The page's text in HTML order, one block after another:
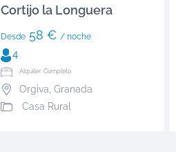
Cortijo la Longuera
Desde 58 € / noche
4
Alquiler: Completo
Orgiva Granada
Casa Rural